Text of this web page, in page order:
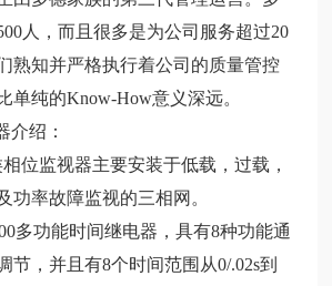
人，而且很多是为公司服务超过20
熟知并严格执行着公司的质量管控
单纯的Know-How意义深远。
绍：
监视器主要安装于低载，过载，
功率故障监视的三相网。
功能时间继电器，具有8种功能通
节，并且有8个时间范围从0/.02s到